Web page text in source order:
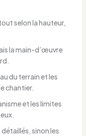
selon la hauteur,
la main-d’œuvre
du terrain et les
chantier.
et les limites
sinon les